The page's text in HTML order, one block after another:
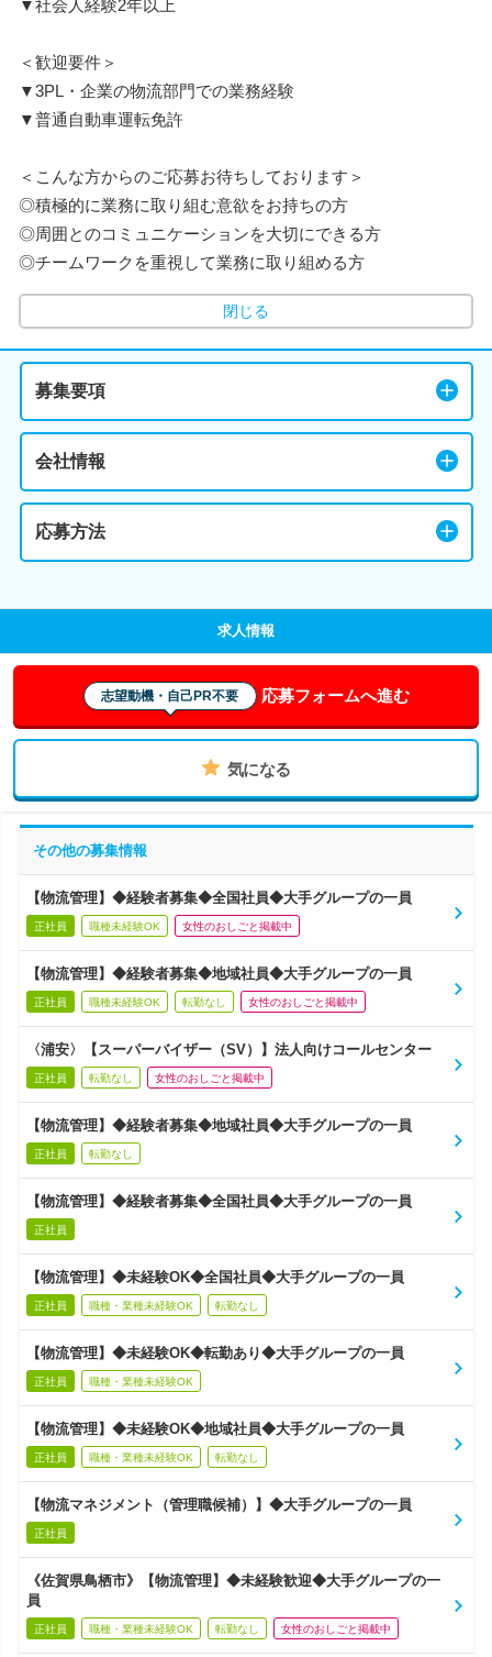
▼社会人経験2年以上
＜歓迎要件＞
▼3PL・企業の物流部門での業務経験
▼普通自動車運転免許
＜こんな方からのご応募お待ちしております＞
◎積極的に業務に取り組む意欲をお持ちの方
◎周囲とのコミュニケーションを大切にできる方
◎チームワークを重視して業務に取り組める方
閉じる
募集要項
会社情報
応募方法
求人情報
志望動機・自己PR不要 応募フォームへ進む
気になる
その他の募集情報
【物流管理】◆経験者募集◆全国社員◆大手グループの一員
正社員 職種未経験OK 女性のおしごと掲載中
【物流管理】◆経験者募集◆地域社員◆大手グループの一員
正社員 職種未経験OK 転勤なし 女性のおしごと掲載中
〈浦安〉【スーパーバイザー（SV）】法人向けコールセンター
正社員 転勤なし 女性のおしごと掲載中
【物流管理】◆経験者募集◆地域社員◆大手グループの一員
正社員 転勤なし
【物流管理】◆経験者募集◆全国社員◆大手グループの一員
正社員
【物流管理】◆未経験OK◆全国社員◆大手グループの一員
正社員 職種・業種未経験OK 転勤なし
【物流管理】◆未経験OK◆転勤あり◆大手グループの一員
正社員 職種・業種未経験OK
【物流管理】◆未経験OK◆地域社員◆大手グループの一員
正社員 職種・業種未経験OK 転勤なし
【物流マネジメント（管理職候補）】◆大手グループの一員
正社員
《佐賀県鳥栖市》【物流管理】◆未経験歓迎◆大手グループの一
員
正社員 職種・業種未経験OK 転勤なし 女性のおしごと掲載中